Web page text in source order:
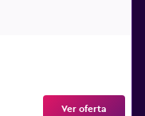
Ver oferta